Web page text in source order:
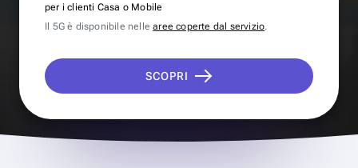
per i clienti Casa o Mobile
Il 5G è disponibile nellearee coperte dal servizio.
SCOPRI